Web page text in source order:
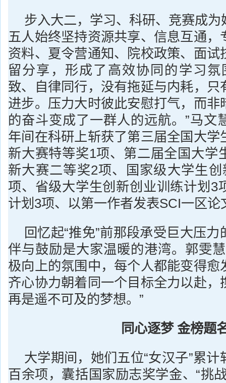
步入大二，学习、科研、竞赛成
五人始终坚持资源共享、信息互通，
资料、夏令营通知、院校政策、面试
留分享，形成了高效协同的学习氛
致、自律同行，没有拖延与内耗，只
进步。压力大时彼此安慰打气，而非
的奋斗变成了一群人的远航。”马文
年间在科研上斩获了第三届全国大学
新大赛特等奖1项、第二届全国大学
新大赛二等奖2项、国家级大学生
项、省级大学生创新创业训练计划3
计划3项、以第一作者发表SCI一区论
回忆起“推免”前那段承受巨大压
伴与鼓励是大家温暖的港湾。郭雯
极向上的氛围中，每个人都能变得愈
齐心协力朝着同一个目标全力以赴，
再是遥不可及的梦想。”
同心逐梦 金榜题
大学期间，她们五位“女汉子”累
百余项，囊括国家励志奖学金、“挑